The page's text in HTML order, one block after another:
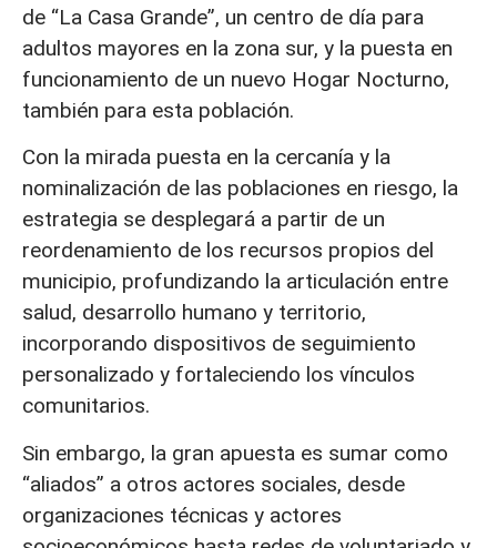
de “La Casa Grande”, un centro de día para
adultos mayores en la zona sur, y la puesta en
funcionamiento de un nuevo Hogar Nocturno,
también para esta población.
Con la mirada puesta en la cercanía y la
nominalización de las poblaciones en riesgo, la
estrategia se desplegará a partir de un
reordenamiento de los recursos propios del
municipio, profundizando la articulación entre
salud, desarrollo humano y territorio,
incorporando dispositivos de seguimiento
personalizado y fortaleciendo los vínculos
comunitarios.
Sin embargo, la gran apuesta es sumar como
“aliados” a otros actores sociales, desde
organizaciones técnicas y actores